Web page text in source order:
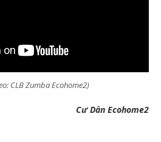
CLB Zumba Ecohome2)
Cư Dân Ecohome2